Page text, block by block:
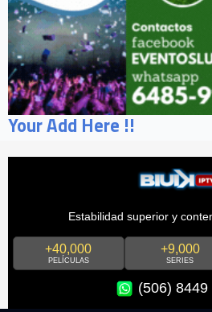
Your Add Here !!
Estabilidad superior y
+40,000
PELÍCULAS
+9,000
SERIES
(506) 8449